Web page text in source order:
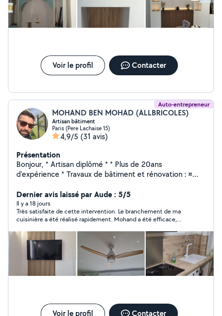
Voir le profil Contacter
Auto-entrepreneur
MOHAND BEN MOHAD (ALLBRICOLES)
Artisan bâtiment
Paris (Pere Lachaise 15)
4,9/5 (31 avis)
Présentation
Bonjour, * Artisan diplômé * * Plus de 20ans
d'expérience * Travaux de bâtiment et rénovation : ¤
¤ Électricité, plomberie ¤ Carrelage, parquet, cuisines ¤
Montage de meubles, bricolage ¤ Installation
électroménager, informatique & réseau RJ45. ¤ Divers
petites bricoles... Devis gratuits Interventions rapides
Travail soigné. NB: Certaines demandes envoyées en
privé restent malheureusement sans réponse, car la
plateforme ne me permet pas toujours d'y accéder.
N'hésitez donc pas à m'appeler directement au o7 54
59 o9 62 afin que je puisse vous proposer des créneaux
Dernier avis laissé par Aude : 5/5
Il y a 18 jours
Très satisfaite de cette intervention. Le branchement de ma
cuisinière a été réalisé rapidement. Mohand a été efficace,
referai appel à ses services si besoin. Merci encore !
Voir le profil Contacter